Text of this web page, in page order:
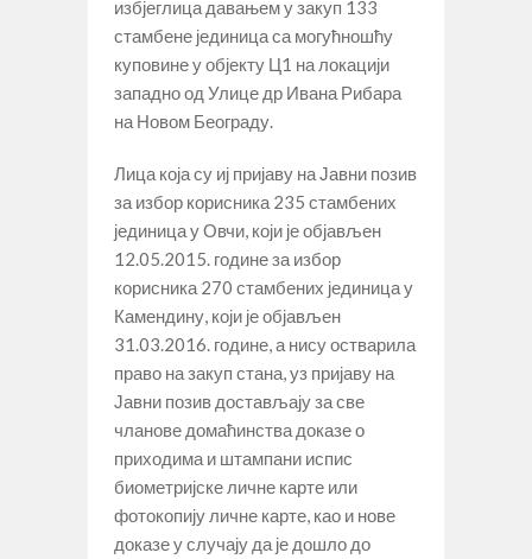
избјеглица давањем у закуп 133
стамбене јединица са могућношћу
куповине у објекту Ц1 на локацији
западно од Улице др Ивана Рибара
на Новом Београду.
Лица која су иј пријаву на Јавни позив
за избор корисника 235 стамбених
јединица у Овчи, који је објављен
12.05.2015. године за избор
корисника 270 стамбених јединица у
Камендину, који је објављен
31.03.2016. године, а нису остварила
право на закуп стана, уз пријаву на
Јавни позив достављају за све
чланове домаћинства доказе о
приходима и штампани испис
биометријске личне карте или
фотокопију личне карте, као и нове
доказе у случају да је дошло до